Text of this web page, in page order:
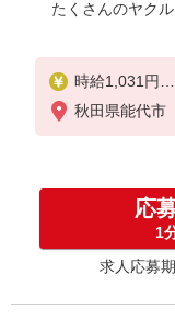
たくさんのヤク
時給1,031円
◎働ける時間
も可能です！
★まずはご相
研修制度あり
＊内容
研修時の給
秋田県能代市
応
1
求人応募